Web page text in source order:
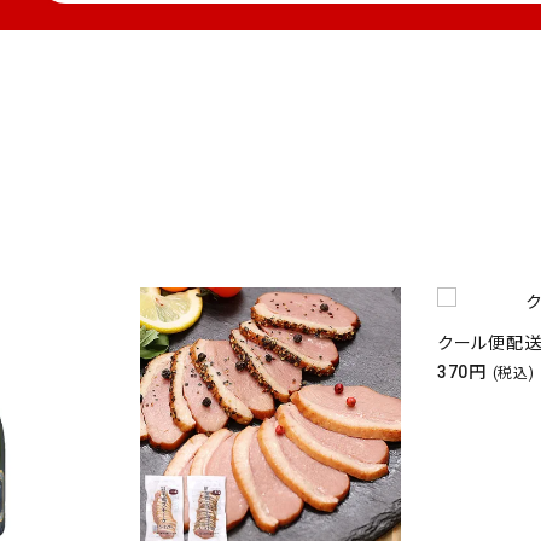
クール便配送
370円 (税込)